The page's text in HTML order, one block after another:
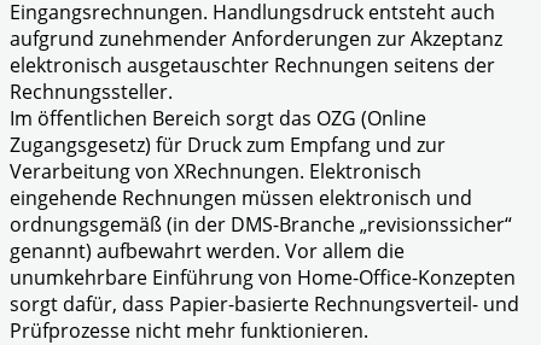
Eingangsrechnungen. Handlungsdruck entsteht auch
aufgrund zunehmender Anforderungen zur Akzeptanz
elektronisch ausgetauschter Rechnungen seitens der
Rechnungssteller.
Im öffentlichen Bereich sorgt das OZG (Online
Zugangsgesetz) für Druck zum Empfang und zur
Verarbeitung von XRechnungen. Elektronisch
eingehende Rechnungen müssen elektronisch und
ordnungsgemäß (in der DMS-Branche „revisionssicher“
genannt) aufbewahrt werden. Vor allem die
unumkehrbare Einführung von Home-Office-Konzepten
sorgt dafür, dass Papier-basierte Rechnungsverteil- und
Prüfprozesse nicht mehr funktionieren.